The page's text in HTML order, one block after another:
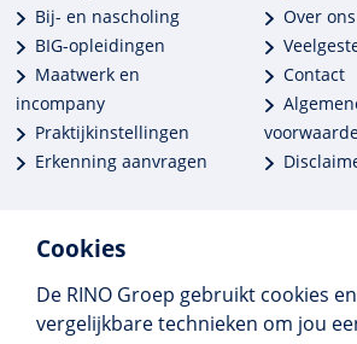
Cookies
De RINO Groep gebruikt cookies
vergelijkbare technieken om jou
Bij- en nascholing
BIG-opleidingen
Maatwerk en
incompany
Praktijkinstellingen
Erkenning aanvragen
Over ons
Contact
Meer dan 250
Alle BIG-opleidingen